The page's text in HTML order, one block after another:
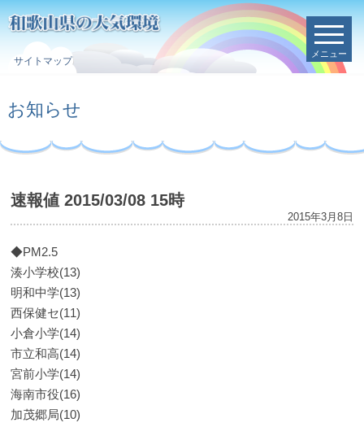
サイトマップ
メニュー
お知らせ
速報値 2015/03/08 15時
2015年3月8日
◆PM2.5
湊小学校(13)
明和中学(13)
西保健セ(11)
小倉小学(14)
市立和高(14)
宮前小学(14)
海南市役(16)
加茂郷局(10)